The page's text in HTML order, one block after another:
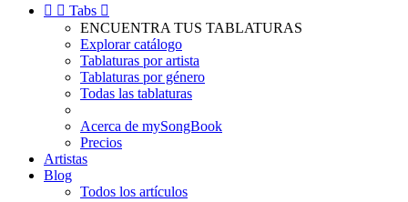
  Tabs 
ENCUENTRA TUS TABLATURAS
Explorar catálogo
Tablaturas por artista
Tablaturas por género
Todas las tablaturas
Acerca de mySongBook
Precios
Artistas
Blog
Todos los artículos